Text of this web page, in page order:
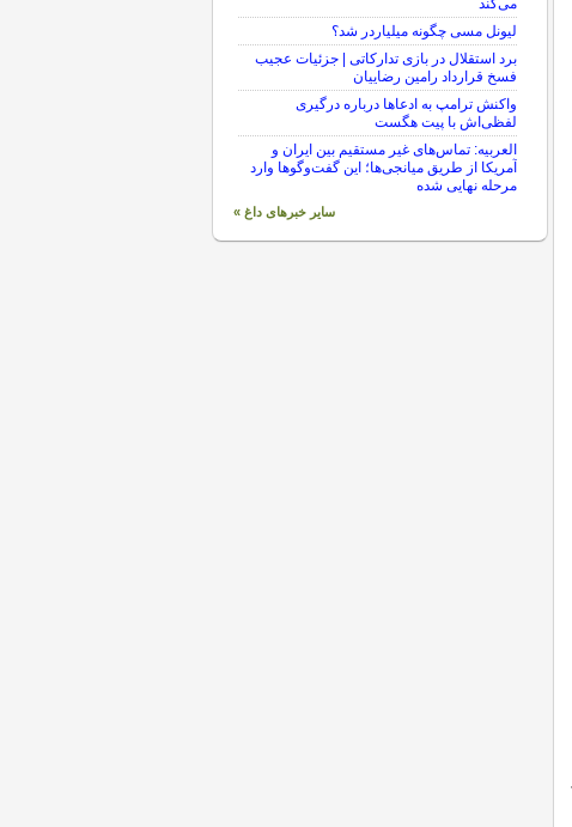
می‌کند
لیونل مسی چگونه میلیاردر شد؟
برد استقلال در بازی تدارکاتی | جزئیات عجیب
فسخ قرارداد رامین رضاییان
واکنش ترامپ به ادعاها درباره درگیری
لفظی‌اش با پیت هگست
العربیه: تماس‌های غیر مستقیم بین ایران و
آمریکا از طریق میانجی‌ها؛ این گفت‌و‌گو‌ها وارد
مرحله نهایی شده
سایر خبرهای داغ »